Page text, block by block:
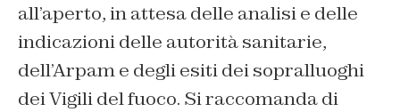
all’aperto, in attesa delle analisi e delle
indicazioni delle autorità sanitarie,
dell’Arpam e degli esiti dei sopralluoghi
dei Vigili del fuoco. Si raccomanda di